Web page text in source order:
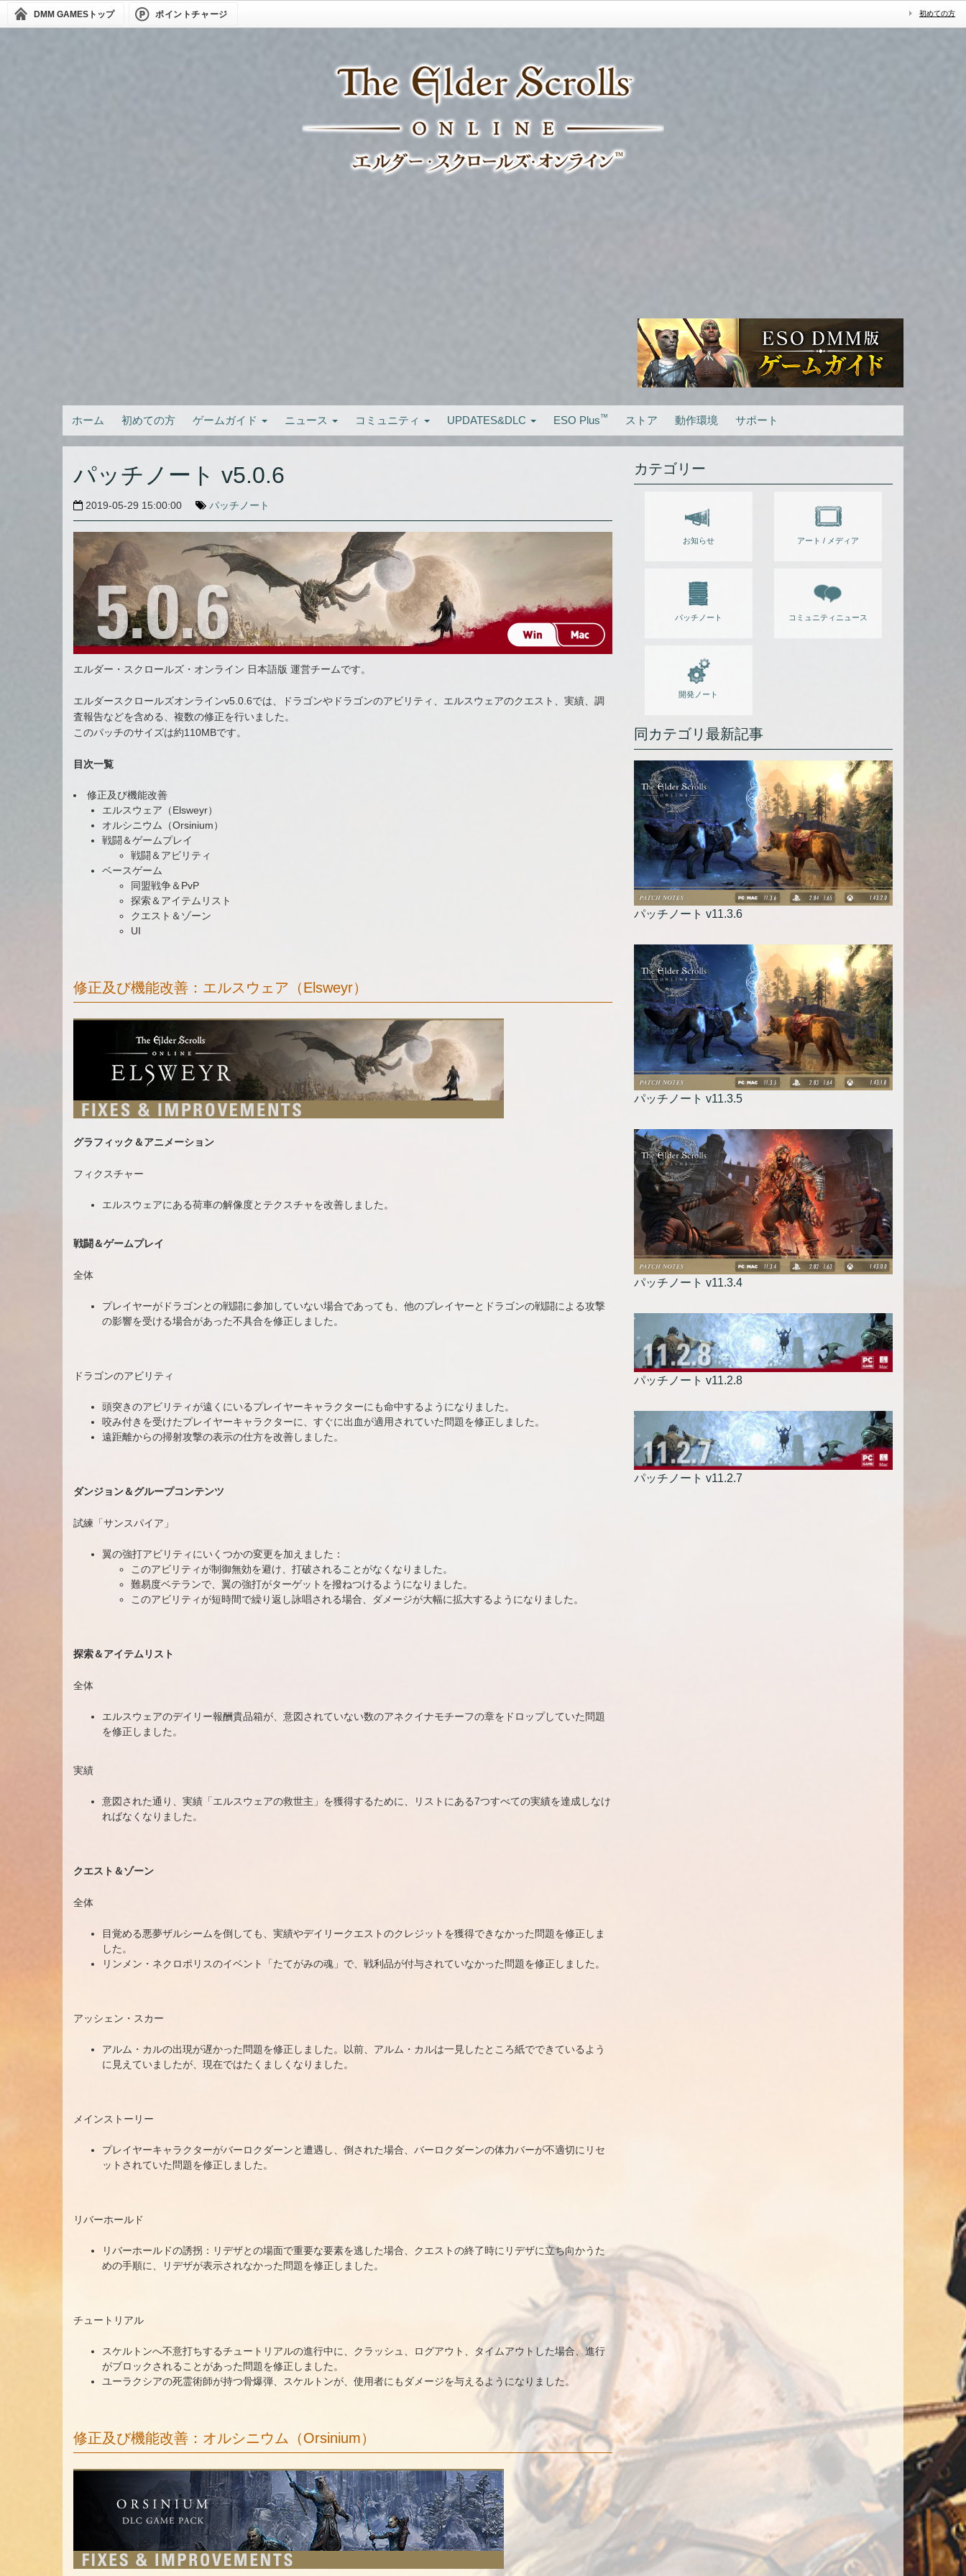
DMM GAMES トップ ポイントチャージ 初めての方
ホーム 初めての方 ゲームガイド ニュース コミュニティ UPDATES&DLC ESO Plus™ ストア 動作環境 サポート
パッチノート v5.0.6
2019-05-29 15:00:00 パッチノート
エルダー・スクロールズ・オンライン 日本語版 運営チームです。
エルダースクロールズオンラインv5.0.6では、ドラゴンやドラゴンのアビリティ、エルスウェアのクエスト、実績、調
査報告などを含める、複数の修正を行いました。
このパッチのサイズは約110MBです。
目次一覧
修正及び機能改善
エルスウェア（Elsweyr）
オルシニウム（Orsinium）
戦闘＆ゲームプレイ
戦闘＆アビリティ
ベースゲーム
同盟戦争＆PvP
探索＆アイテムリスト
クエスト＆ゾーン
UI
修正及び機能改善：エルスウェア（Elsweyr）
グラフィック＆アニメーション
フィクスチャー
エルスウェアにある荷車の解像度とテクスチャを改善しました。
戦闘＆ゲームプレイ
全体
プレイヤーがドラゴンとの戦闘に参加していない場合であっても、他のプレイヤーとドラゴンの戦闘による攻撃
の影響を受ける場合があった不具合を修正しました。
ドラゴンのアビリティ
頭突きのアビリティが遠くにいるプレイヤーキャラクターにも命中するようになりました。
咬み付きを受けたプレイヤーキャラクターに、すぐに出血が適用されていた問題を修正しました。
遠距離からの掃射攻撃の表示の仕方を改善しました。
ダンジョン＆グループコンテンツ
試練「サンスパイア」
翼の強打アビリティにいくつかの変更を加えました：
このアビリティが制御無効を避け、打破されることがなくなりました。
難易度ベテランで、翼の強打がターゲットを撥ねつけるようになりました。
このアビリティが短時間で繰り返し詠唱される場合、ダメージが大幅に拡大するようになりました。
探索＆アイテムリスト
全体
エルスウェアのデイリー報酬貴品箱が、意図されていない数のアネクイナモチーフの章をドロップしていた問題
を修正しました。
実績
意図された通り、実績「エルスウェアの救世主」を獲得するために、リストにある7つすべての実績を達成しなけ
ればなくなりました。
クエスト＆ゾーン
全体
目覚める悪夢ザルシームを倒しても、実績やデイリークエストのクレジットを獲得できなかった問題を修正しま
した。
リンメン・ネクロポリスのイベント「たてがみの魂」で、戦利品が付与されていなかった問題を修正しました。
アッシェン・スカー
アルム・カルの出現が遅かった問題を修正しました。以前、アルム・カルは一見したところ紙でできているよう
に見えていましたが、現在ではたくましくなりました。
メインストーリー
プレイヤーキャラクターがバーロクダーンと遭遇し、倒された場合、バーロクダーンの体力バーが不適切にリセ
ットされていた問題を修正しました。
リバーホールド
リバーホールドの誘拐：リデザとの場面で重要な要素を逃した場合、クエストの終了時にリデザに立ち向かうた
めの手順に、リデザが表示されなかった問題を修正しました。
チュートリアル
スケルトンへ不意打ちするチュートリアルの進行中に、クラッシュ、ログアウト、タイムアウトした場合、進行
がブロックされることがあった問題を修正しました。
ユーラクシアの死霊術師が持つ骨爆弾、スケルトンが、使用者にもダメージを与えるようになりました。
修正及び機能改善：オルシニウム（Orsinium）
カテゴリー
お知らせ アート / メディア
パッチノート コミュニティニュース
開発ノート
同カテゴリ最新記事
パッチノート v11.3.6
パッチノート v11.3.5
パッチノート v11.3.4
パッチノート v11.2.8
パッチノート v11.2.7